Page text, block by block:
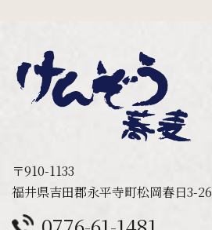
〒910-1133
福井県吉田郡永平寺町松岡春日3-26